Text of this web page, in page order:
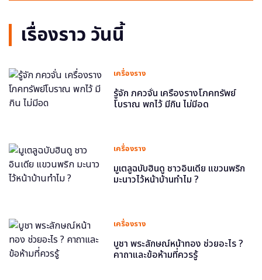
เรื่องราว วันนี้
เครื่องราง
รู้จัก ภควจั่น เครื่องรางโภคทรัพย์
โบราณ พกไว้ มีกิน ไม่มีอด
เครื่องราง
มูเตลูฉบับฮินดู ชาวอินเดีย แขวนพริก
มะนาวไว้หน้าบ้านทำไม ?
เครื่องราง
บูชา พระลักษณ์หน้าทอง ช่วยอะไร ?
คาถาและข้อห้ามที่ควรรู้